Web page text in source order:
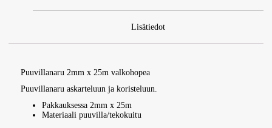
Lisätiedot
Puuvillanaru 2mm x 25m valkohopea
Puuvillanaru askarteluun ja koristeluun.
Pakkauksessa 2mm x 25m
Materiaali puuvilla/tekokuitu